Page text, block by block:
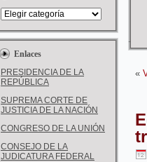
Enlaces
PRESIDENCIA DE LA
REPÚBLICA
SUPREMA CORTE DE
JUSTICIA DE LA NACIÓN
CONGRESO DE LA UNIÓN
CONSEJO DE LA
JUDICATURA FEDERAL
«